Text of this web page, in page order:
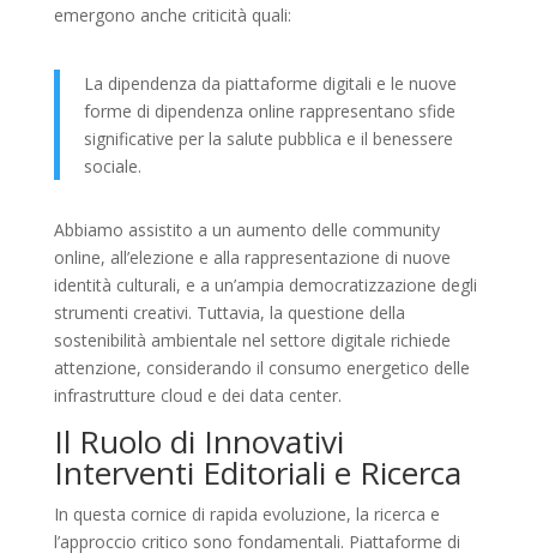
emergono anche criticità quali:
La dipendenza da piattaforme digitali e le nuove
forme di dipendenza online rappresentano sfide
significative per la salute pubblica e il benessere
sociale.
Abbiamo assistito a un aumento delle community
online, all’elezione e alla rappresentazione di nuove
identità culturali, e a un’ampia democratizzazione degli
strumenti creativi. Tuttavia, la questione della
sostenibilità ambientale nel settore digitale richiede
attenzione, considerando il consumo energetico delle
infrastrutture cloud e dei data center.
Il Ruolo di Innovativi
Interventi Editoriali e Ricerca
In questa cornice di rapida evoluzione, la ricerca e
l’approccio critico sono fondamentali. Piattaforme di